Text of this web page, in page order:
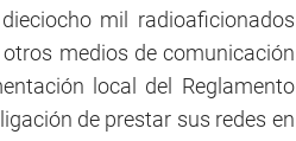
mil radioaficionados
medios de comunicación
local del Reglamento
de prestar sus redes en